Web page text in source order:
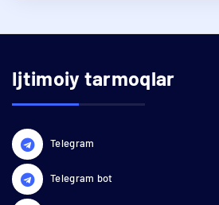
Ijtimoiy tarmoqlar
Telegram
Telegram bot